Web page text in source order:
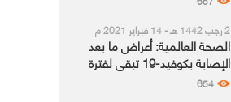
2 رجب 1442 هـ - 14 فبراير 2021 م
الصحة العالمية: أعراض ما بعد
الإصابة بكوفيد-19 تبقى لفترة
أطول لدى هذه الفئة
654